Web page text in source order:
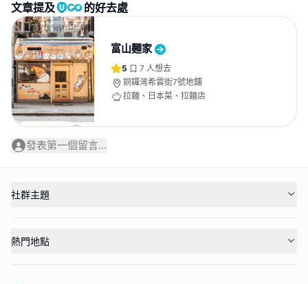
文章提及 的好去處
富山麵家
5 7 人想去
銅鑼灣希雲街7號地舖
拉麵、日本菜、拉麵店
發表第一個留言...
社群主題
熱門地點